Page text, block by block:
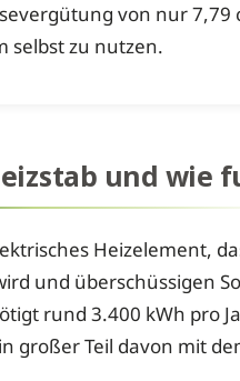
von nur
selbst zu nutzen.
und wie
Heizelement,
und überschüssigen
rund 3.400 kWh pro
großer Teil davon mit